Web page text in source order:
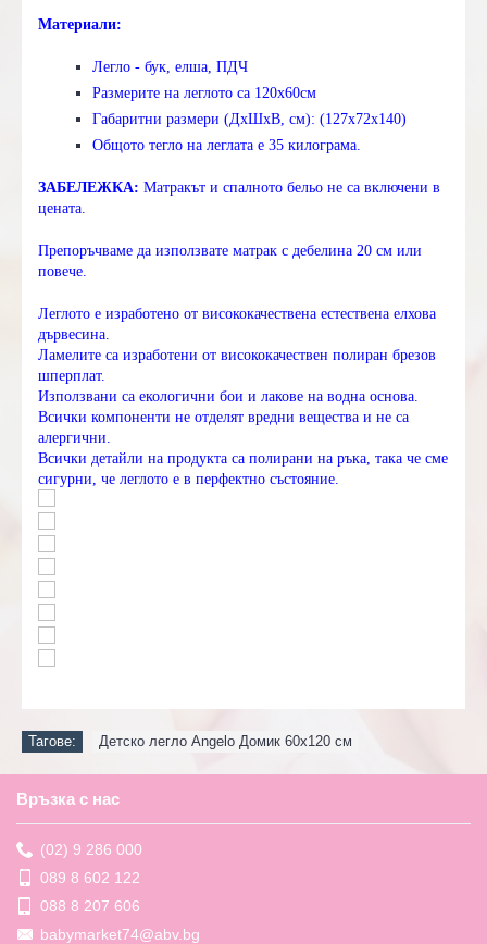
Материали:
Легло - бук, елша, ПДЧ
Размерите на леглото са 120х60см
Габаритни размери (ДхШхВ, см): (127х72х140)
Общото тегло на леглата е 35 килограма.
ЗАБЕЛЕЖКА: Матракът и спалното бельо не са включени в
цената.
Препоръчваме да използвате матрак с дебелина 20 см или
повече.
Леглото е изработено от висококачествена естествена елхова
дървесина.
Ламелите са изработени от висококачествен полиран брезов
шперплат.
Използвани са екологични бои и лакове на водна основа.
Всички компоненти не отделят вредни вещества и не са
алергични.
Всички детайли на продукта са полирани на ръка, така че сме
сигурни, че леглото е в перфектно състояние.
Тагове: Детско легло Angelo Домик 60х120 см
Връзка с нас
(02) 9 286 000
089 8 602 122
088 8 207 606
babymarket74@abv.bg